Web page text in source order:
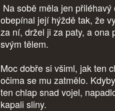
Na sobě měla jen
obepínal její hýždě tak, že
za ní, držel ji za paty, a ona
svým tělem.
Moc dobře si všiml, jak ten
očima se mu zatmělo.
ten chlap snad vojel,
kapali sliny.